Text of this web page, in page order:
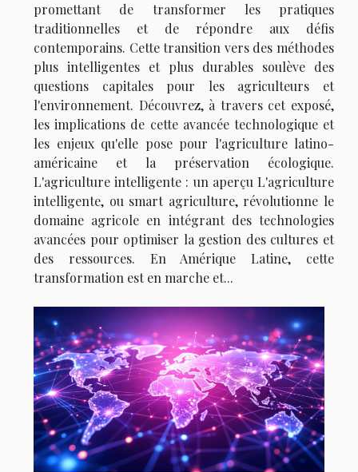
promettant de transformer les pratiques
traditionnelles et de répondre aux défis
contemporains. Cette transition vers des méthodes
plus intelligentes et plus durables soulève des
questions capitales pour les agriculteurs et
l'environnement. Découvrez, à travers cet exposé,
les implications de cette avancée technologique et
les enjeux qu'elle pose pour l'agriculture latino-
américaine et la préservation écologique.
L'agriculture intelligente : un aperçu L'agriculture
intelligente, ou smart agriculture, révolutionne le
domaine agricole en intégrant des technologies
avancées pour optimiser la gestion des cultures et
des ressources. En Amérique Latine, cette
transformation est en marche et...